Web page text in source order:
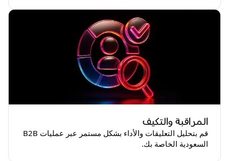
المراقبة والتكيف
قم بتحليل التعليقات والأداء بشكل مستمر عبر عمليات B2B
السعودية الخاصة بك.